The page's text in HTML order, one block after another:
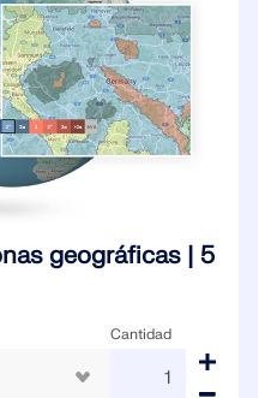
geográficas | 5
Cantidad